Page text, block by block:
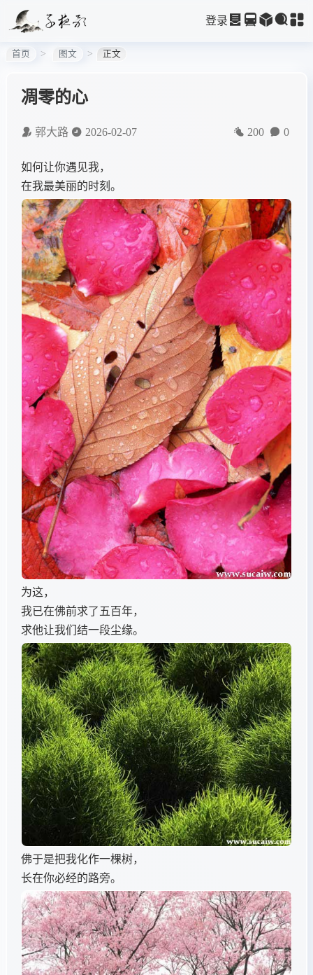
登录
首页 图文 正文
凋零的心
郭大路 2026-02-07 200 0
如何让你遇见我，
在我最美丽的时刻。
为这，
我已在佛前求了五百年，
求他让我们结一段尘缘。
佛于是把我化作一棵树，
长在你必经的路旁。